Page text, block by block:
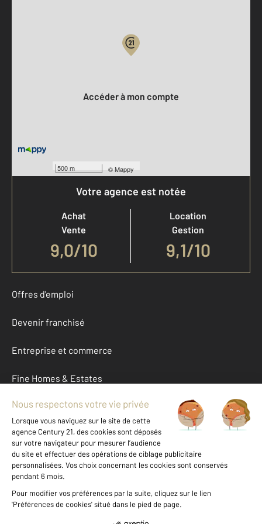
500 m ©Mappy
Accéder à mon compte
Votre agence est notée
Achat
Vente
9,0/10
Location
Gestion
9,1/10
Offres d'emploi
Devenir franchisé
Entreprise et commerce
Fine Homes & Estates
À propos
International
Nous contacter